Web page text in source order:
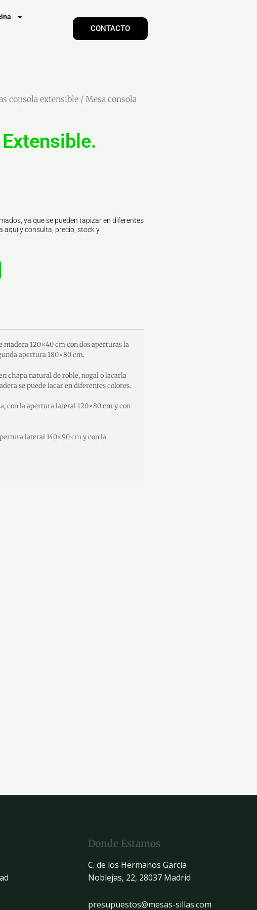
CONTACTO
consola extensible / Mesa consola
ya que se pueden tapizar en diferentes
aquí y consulta, precio, stock y
madera 120×40 cm con dos aperturas la
apertura 180×80 cm.
chapa natural de roble, nogal o lacarla
se puede lacar en diferentes colores.
con la apertura lateral 120×80 cm y con
lateral 140×90 cm y con la
Donde Estamos
C. de los Hermanos García
Noblejas, 22, 28037 Madrid
presupuestos@mesas-sillas.com